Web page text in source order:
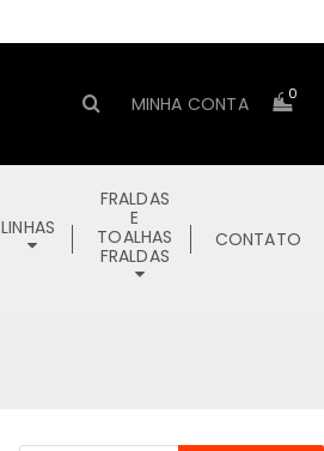
MINHA CONTA 0
LINHAS
FRALDAS
E
TOALHAS
FRALDAS
CONTATO